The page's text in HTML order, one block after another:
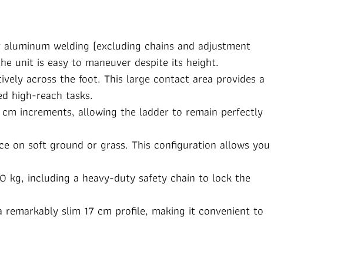
welding (excluding chains and adjustment
unit is easy to maneuver despite its height.
across the foot. This large contact area provides a
high-reach tasks.
increments, allowing the ladder to remain perfectly
on soft ground or grass. This configuration allows you
kg, including a heavy-duty safety chain to lock the
slim 17 cm profile, making it convenient to